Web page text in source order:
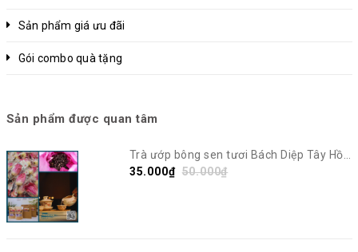
Sản phẩm giá ưu đãi
Gói combo quà tặng
Sản phẩm được quan tâm
Trà ướp bông sen tươi Bách Diệp Tây Hồ |
Sen Vô Ưu
35.000₫ 50.000₫